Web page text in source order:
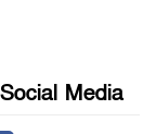
Media